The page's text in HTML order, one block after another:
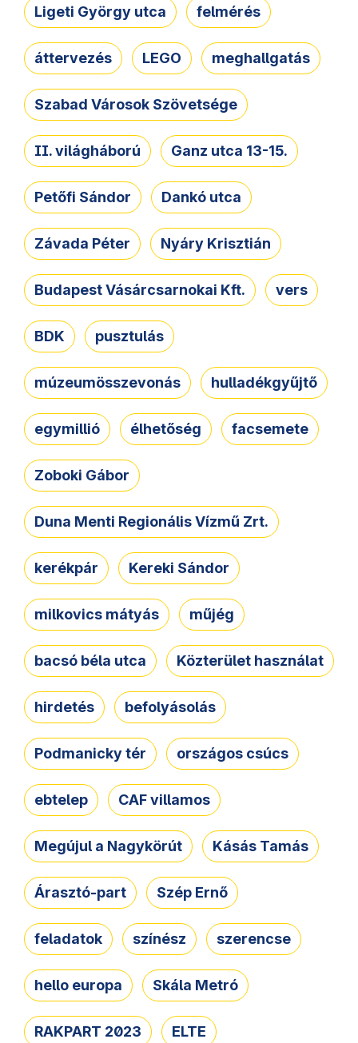
Ligeti György utca felmérés
áttervezés LEGO meghallgatás
Szabad Városok Szövetsége
II. világháború Ganz utca 13-15.
Petőfi Sándor Dankó utca
Závada Péter Nyáry Krisztián
Budapest Vásárcsarnokai Kft. vers
BDK pusztulás
múzeumösszevonás hulladékgyűjtő
egymillió élhetőség facsemete
Zoboki Gábor
Duna Menti Regionális Vízmű Zrt.
kerékpár Kereki Sándor
milkovics mátyás műjég
bacsó béla utca Közterület használat
hirdetés befolyásolás
Podmanicky tér országos csúcs
ebtelep CAF villamos
Megújul a Nagykörút Kásás Tamás
Árasztó-part Szép Ernő
feladatok színész szerencse
hello europa Skála Metró
RAKPART 2023 ELTE